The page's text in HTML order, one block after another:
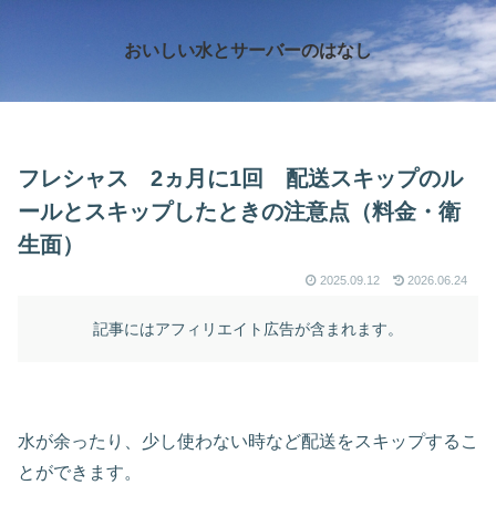
おいしい水とサーバーのはなし
フレシャス 2ヵ月に1回 配送スキップのル
ールとスキップしたときの注意点（料金・衛
生面）
2025.09.12 2026.06.24
記事にはアフィリエイト広告が含まれます。
水が余ったり、少し使わない時など配送をスキップするこ
とができます。